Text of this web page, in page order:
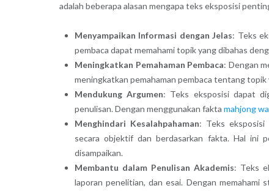
adalah beberapa alasan mengapa teks eksposisi
Menyampaikan Informasi dengan Jelas: Teks
pembaca dapat memahami topik yang dibahas
Meningkatkan Pemahaman Pembaca: Dengan
meningkatkan pemahaman pembaca tentang topik
Mendukung Argumen: Teks eksposisi dapat
penulisan. Dengan menggunakan fakta mahjong
Menghindari Kesalahpahaman: Teks eksposisi
secara objektif dan berdasarkan fakta. Hal ini
disampaikan.
Membantu dalam Penulisan Akademis: Teks
laporan penelitian, dan esai. Dengan